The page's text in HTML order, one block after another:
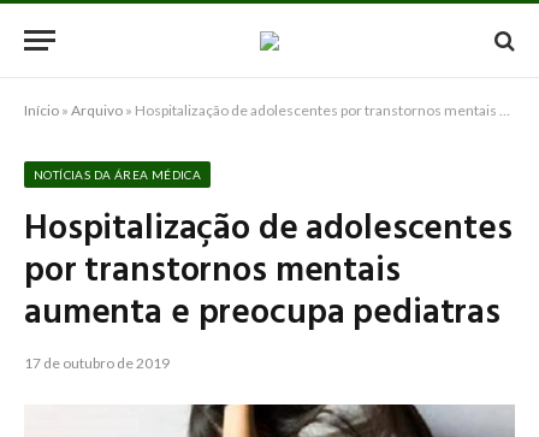
Início » Arquivo » Hospitalização de adolescentes por transtornos mentais aumenta e preocupa pediatras
NOTÍCIAS DA ÁREA MÉDICA
Hospitalização de adolescentes
por transtornos mentais
aumenta e preocupa pediatras
17 de outubro de 2019